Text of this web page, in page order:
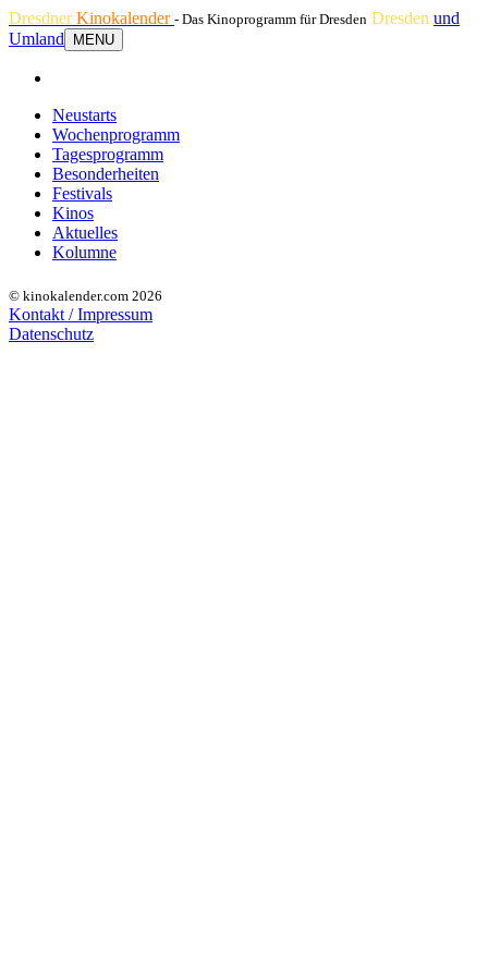
DresdnerKinokalender - Das Kinoprogramm für Dresden Dresden und
Umland
MENU
Neustarts
Wochenprogramm
Tagesprogramm
Besonderheiten
Festivals
Kinos
Aktuelles
Kolumne
© kinokalender.com 2026
Kontakt / Impressum
Datenschutz